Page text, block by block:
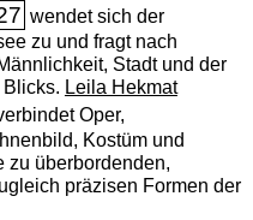
wendet sich der
zu und fragt nach
Stadt und der
Leila Hekmat
Oper,
Kostüm und
zu überbordenden,
präzisen Formen der